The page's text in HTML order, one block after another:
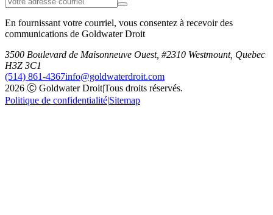
En fournissant votre courriel, vous consentez à recevoir des
communications de Goldwater Droit
3500 Boulevard de Maisonneuve Ouest, #2310 Westmount, Quebec
H3Z 3C1
(514) 861-4367info@goldwaterdroit.com
2026 Ⓒ Goldwater Droit|Tous droits réservés.
Politique de confidentialité|Sitemap